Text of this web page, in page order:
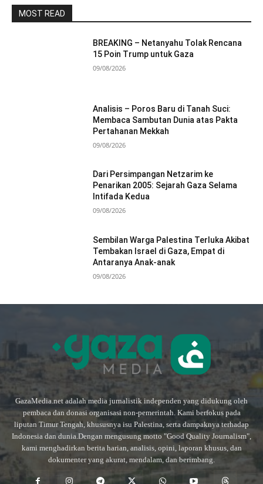
MOST READ
BREAKING – Netanyahu Tolak Rencana
15 Poin Trump untuk Gaza
09/08/2026
Analisis – Poros Baru di Tanah Suci:
Membaca Sambutan Dunia atas Pakta
Pertahanan Mekkah
09/08/2026
Dari Persimpangan Netzarim ke
Penarikan 2005: Sejarah Gaza Selama
Intifada Kedua
09/08/2026
Sembilan Warga Palestina Terluka Akibat
Tembakan Israel di Gaza, Empat di
Antaranya Anak-anak
09/08/2026
GazaMedia.net adalah media jurnalistik independen yang didukung oleh
pembaca dan donasi organisasi non-pemerintah. Kami berfokus pada
liputan Timur Tengah, khususnya isu Palestina, serta dampaknya terhadap
Indonesia dan dunia.Dengan mengusung motto "Good Quality Journalism",
kami menghadirkan berita harian, analisis, opini, laporan khusus, dan
dokumenter yang akurat, mendalam, dan berimbang.